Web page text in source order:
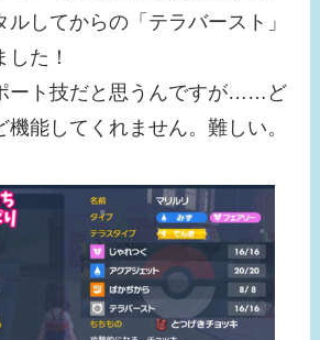
してからの「テラバースト」
た！
ート技だと思うんですが……ど
機能してくれません。難しい。